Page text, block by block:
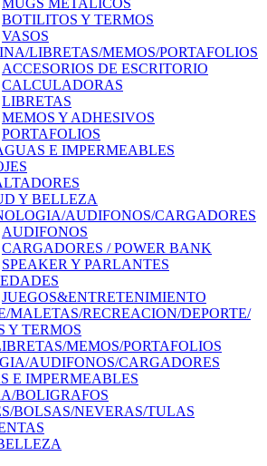
MUGS METALICOS
BOTILITOS Y TERMOS
VASOS
LIBRETAS/MEMOS/PORTAFOLIOS
ACCESORIOS DE ESCRITORIO
CALCULADORAS
LIBRETAS
MEMOS Y ADHESIVOS
PORTAFOLIOS
E IMPERMEABLES
Y BELLEZA
AUDIFONOS/CARGADORES
AUDIFONOS
CARGADORES / POWER BANK
SPEAKER Y PARLANTES
JUEGOS&ENTRETENIMIENTO
MALETAS/RECREACION/DEPORTE/
Y TERMOS
MEMOS/PORTAFOLIOS
AUDIFONOS/CARGADORES
E IMPERMEABLES
BOLIGRAFOS
BOLSAS/NEVERAS/TULAS